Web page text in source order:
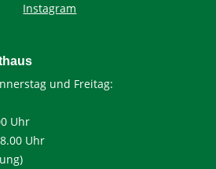
Instagram
und Freitag:
Uhr
Uhr